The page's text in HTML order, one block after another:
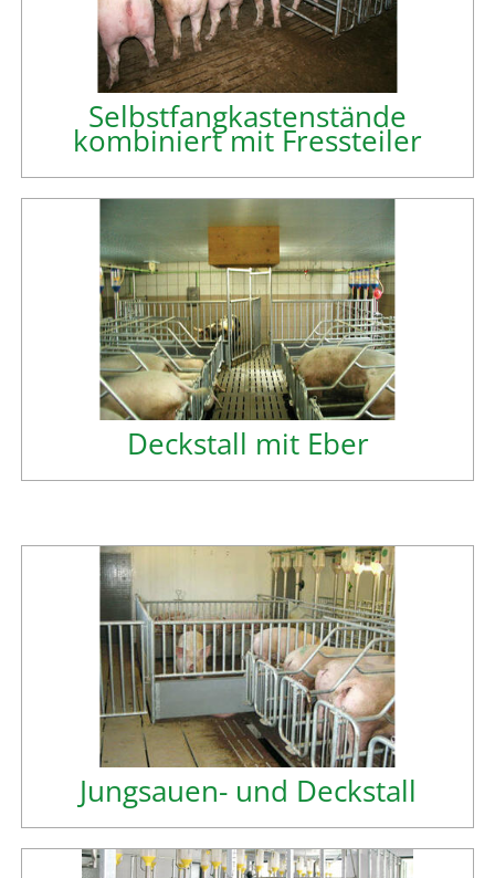
Selbstfangkastenstände
kombiniert mit Fressteiler
Deckstall mit Eber
Jungsauen- und Deckstall